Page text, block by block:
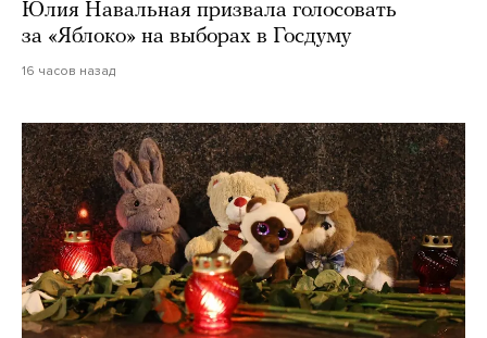
Юлия Навальная призвала голосовать
за «Яблоко» на выборах в Госдуму
16 часов назад